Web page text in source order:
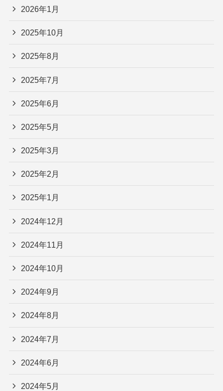
2026年1月
2025年10月
2025年8月
2025年7月
2025年6月
2025年5月
2025年3月
2025年2月
2025年1月
2024年12月
2024年11月
2024年10月
2024年9月
2024年8月
2024年7月
2024年6月
2024年5月